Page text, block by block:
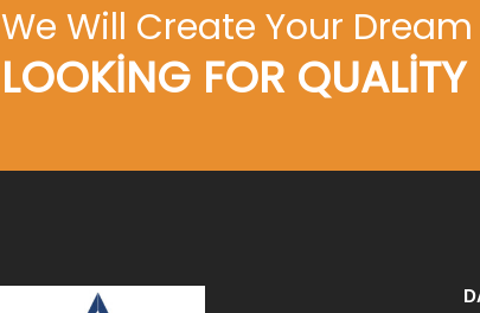
We Will Create Your
LOOKING FOR QUALITY